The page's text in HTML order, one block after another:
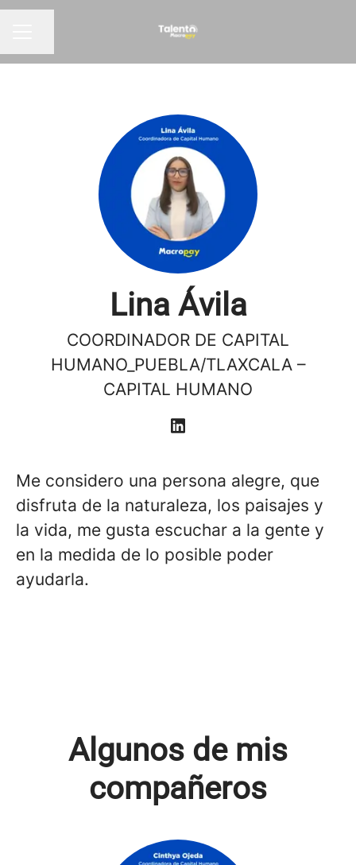
Lina Ávila
COORDINADOR DE CAPITAL
HUMANO_PUEBLA/TLAXCALA –
CAPITAL HUMANO
Me considero una persona alegre, que
disfruta de la naturaleza, los paisajes y
la vida, me gusta escuchar a la gente y
en la medida de lo posible poder
ayudarla.
Algunos de mis
compañeros